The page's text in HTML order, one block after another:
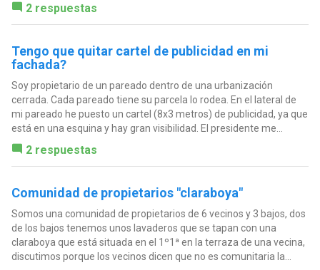
2 respuestas
Tengo que quitar cartel de publicidad en mi
fachada?
Soy propietario de un pareado dentro de una urbanización
cerrada. Cada pareado tiene su parcela lo rodea. En el lateral de
mi pareado he puesto un cartel (8x3 metros) de publicidad, ya que
está en una esquina y hay gran visibilidad. El presidente me...
2 respuestas
Comunidad de propietarios "claraboya"
Somos una comunidad de propietarios de 6 vecinos y 3 bajos, dos
de los bajos tenemos unos lavaderos que se tapan con una
claraboya que está situada en el 1º1ª en la terraza de una vecina,
discutimos porque los vecinos dicen que no es comunitaria la...